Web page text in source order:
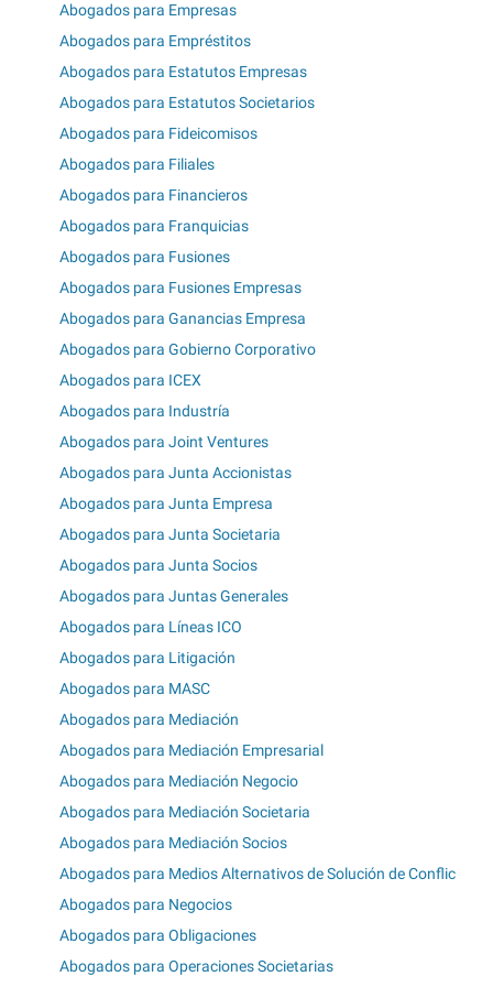
Abogados para Empresas
Abogados para Empréstitos
Abogados para Estatutos Empresas
Abogados para Estatutos Societarios
Abogados para Fideicomisos
Abogados para Filiales
Abogados para Financieros
Abogados para Franquicias
Abogados para Fusiones
Abogados para Fusiones Empresas
Abogados para Ganancias Empresa
Abogados para Gobierno Corporativo
Abogados para ICEX
Abogados para Industría
Abogados para Joint Ventures
Abogados para Junta Accionistas
Abogados para Junta Empresa
Abogados para Junta Societaria
Abogados para Junta Socios
Abogados para Juntas Generales
Abogados para Líneas ICO
Abogados para Litigación
Abogados para MASC
Abogados para Mediación
Abogados para Mediación Empresarial
Abogados para Mediación Negocio
Abogados para Mediación Societaria
Abogados para Mediación Socios
Abogados para Medios Alternativos de Solución de Conflic
Abogados para Negocios
Abogados para Obligaciones
Abogados para Operaciones Societarias